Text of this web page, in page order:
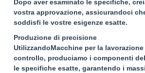
Dopo aver esaminato le specifiche,
vostra approvazione, assicurandoci
soddisfi le vostre esigenze esatte.
Produzione di precisione
UtilizzandoMacchine per la lavorazione
controllo, produciamo i componenti
le specifiche esatte, garantendo i